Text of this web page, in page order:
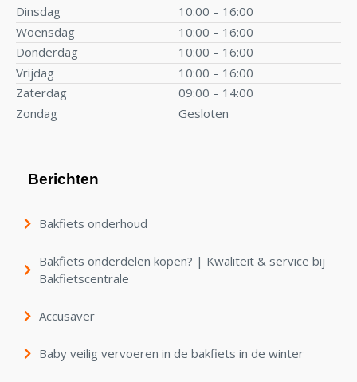
Dinsdag
10:00 – 16:00
Woensdag
10:00 – 16:00
Donderdag
10:00 – 16:00
Vrijdag
10:00 – 16:00
Zaterdag
09:00 – 14:00
Zondag
Gesloten
Berichten
Bakfiets onderhoud
Bakfiets onderdelen kopen? | Kwaliteit & service bij
Bakfietscentrale
Accusaver
Baby veilig vervoeren in de bakfiets in de winter